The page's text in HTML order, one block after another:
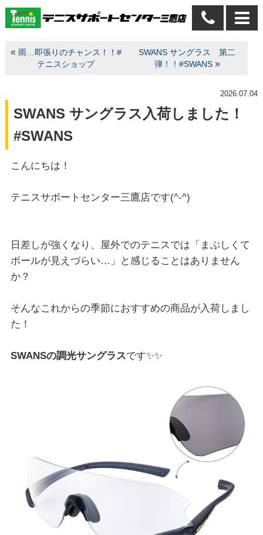
« 雨…即張りのチャンス！！#
テニスショップ
SWANS サングラス 第二
弾！！#SWANS»
2026.07.04
SWANS サングラス入荷しました！
#SWANS
こんにちは！
テニスサポートセンター三鷹店です(^-^)
日差しが強くなり、屋外でのテニスでは「まぶしくて
ボールが見えづらい…」と感じることはありません
か？
そんなこれからの季節におすすめの商品が入荷しまし
た！
SWANSの調光サングラスです✨✨